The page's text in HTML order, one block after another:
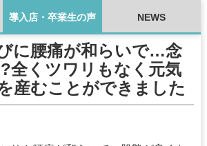
導入店・卒業生の声 NEWS
に腰痛が和らいで…念
全くツワリもなく元気
産むことができました